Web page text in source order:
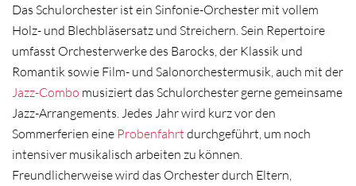
Das Schulorchester ist ein Sinfonie-Orchester mit vollem
Holz- und Blechbläsersatz und Streichern. Sein Repertoire
umfasst Orchesterwerke des Barocks, der Klassik und
Romantik sowie Film- und Salonorchestermusik, auch mit der
Jazz-Combo musiziert das Schulorchester gerne gemeinsame
Jazz-Arrangements. Jedes Jahr wird kurz vor den
Sommerferien eine Probenfahrt durchgeführt, um noch
intensiver musikalisch arbeiten zu können.
Freundlicherweise wird das Orchester durch Eltern,